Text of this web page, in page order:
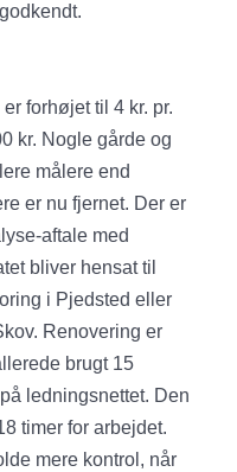
forhøjet til 4 kr. pr.
kr. Nogle gårde og
målere end
er nu fjernet. Der er
aftale med
bliver hensat til
i Pjedsted eller
Renovering er
brugt 15
ledningsnettet. Den
timer for arbejdet.
mere kontrol, når